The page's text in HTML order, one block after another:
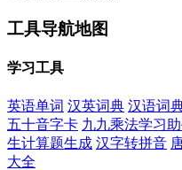
工具导航地图
学习工具
英语单词 汉英词典 汉语词
五十音字卡 九九乘法学习
生计算题生成 汉字转拼音
大全